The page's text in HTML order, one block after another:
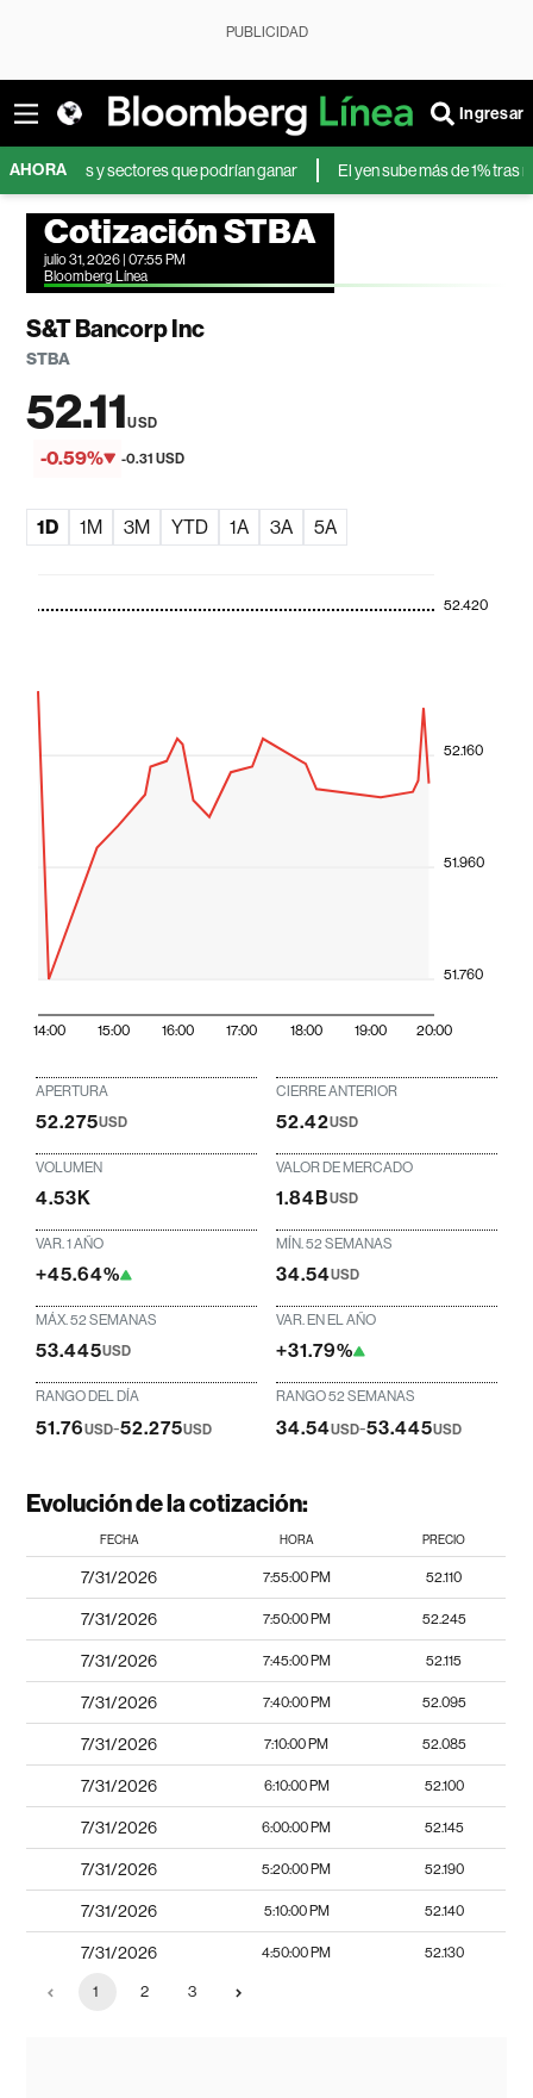
PUBLICIDAD
Ingresar
AHORAy sectores que podrían ganar El yen sube más de 1% tras nuevas
Cotización STBA
julio 31, 2026 | 07:55 PM
Bloomberg Línea
S&T Bancorp Inc
STBA
52.11USD
-0.59% -0.31 USD
1D 1M 3M YTD 1A 3A 5A
14:00 15:00 16:00 17:00 18:00 19:00 20:00
51.760
51.960
52.160
52.420
APERTURA
52.275USD
CIERRE ANTERIOR
52.42USD
VOLUMEN
4.53K
VALOR DE MERCADO
1.84BUSD
VAR. 1 AÑO
+45.64%
MÍN. 52 SEMANAS
34.54USD
MÁX. 52 SEMANAS
53.445USD
VAR. EN EL AÑO
+31.79%
RANGO DEL DÍA
51.76USD-52.275USD
RANGO 52 SEMANAS
34.54USD-53.445USD
Evolución de la cotización:
FECHA HORA PRECIO
7/31/2026 7:55:00 PM 52.110
7/31/2026 7:50:00 PM 52.245
7/31/2026 7:45:00 PM 52.115
7/31/2026 7:40:00 PM 52.095
7/31/2026 7:10:00 PM 52.085
7/31/2026 6:10:00 PM 52.100
7/31/2026 6:00:00 PM 52.145
7/31/2026 5:20:00 PM 52.190
7/31/2026 5:10:00 PM 52.140
7/31/2026 4:50:00 PM 52.130
1 2 3